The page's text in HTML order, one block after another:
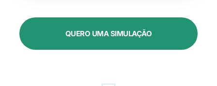
QUERO UMA SIMULAÇÃO